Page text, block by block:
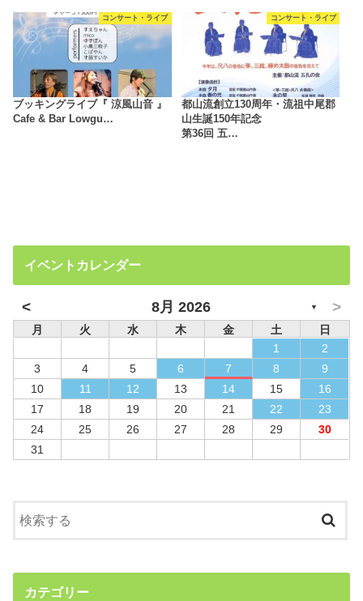
コンサート・ライブ
ブッキングライブ『 涼風山音 』
Cafe & Bar Lowgu…
コンサート・ライブ
都山流創立130周年・流祖中尾郡
山生誕150年記念
第36回 五…
イベントカレンダー
< 8月 2026 ▼ >
月 火 水 木 金 土
日
1
2
3
4 5 6 7 8
9
10
11 12 13 14 15
16
17
18 19 20 21 22
23
24
25 26 27 28 29
30
31
カテゴリー